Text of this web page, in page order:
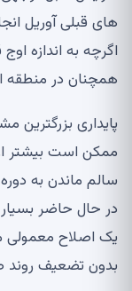
های قبلی آوریل
همچنان در منطقه
پایداری
ممکن است بیشتر
در حال حاضر
بدون تضعیف روند